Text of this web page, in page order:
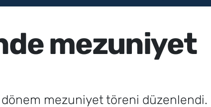
mezuniyet
mezuniyet töreni düzenlendi.